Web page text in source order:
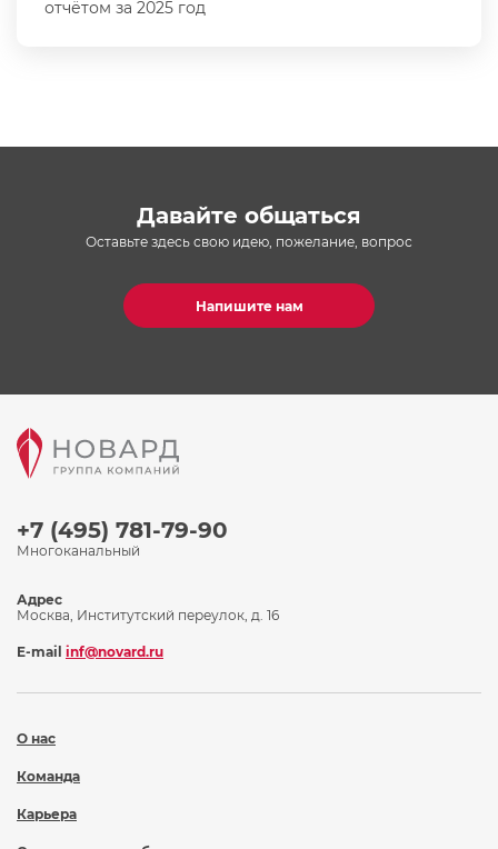
отчётом за 2025 год
Давайте общаться
Оставьте здесь свою идею, пожелание, вопрос
Напишите нам
+7 (495) 781-79-90
Многоканальный
О нас
Команда
Карьера
Адрес
Москва, Институтский переулок, д. 16
E-mail inf@novard.ru